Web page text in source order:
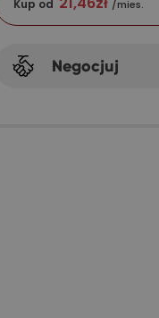
Kup od /mies.
Negocjuj